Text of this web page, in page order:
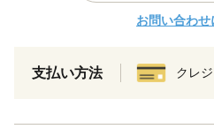
お問い合わせ
支払い方法 クレ